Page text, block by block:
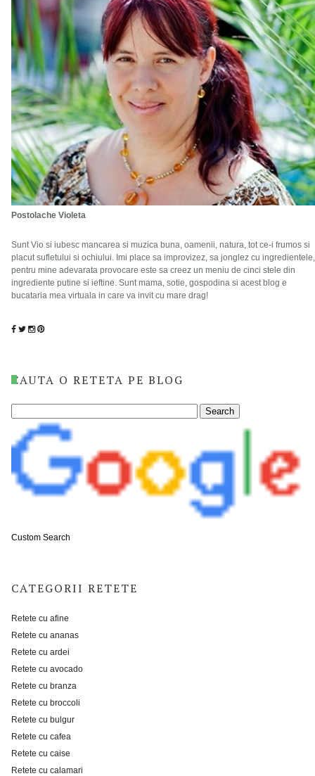
Postolache Violeta
Sunt Vio si iubesc mancarea si muzica buna, oamenii, natura, tot ce-i frumos si
placut sufletului si ochiului. Imi place sa improvizez, sa jonglez cu ingredientele,
pentru mine adevarata provocare este sa creez un meniu de cinci stele din
ingrediente putine si ieftine. Sunt mama, sotie, gospodina si acest blog e
bucataria mea virtuala in care va invit cu mare drag!
CAUTA O RETETA PE BLOG
Custom Search
CATEGORII RETETE
Retete cu afine
Retete cu ananas
Retete cu ardei
Retete cu avocado
Retete cu branza
Retete cu broccoli
Retete cu bulgur
Retete cu cafea
Retete cu caise
Retete cu calamari